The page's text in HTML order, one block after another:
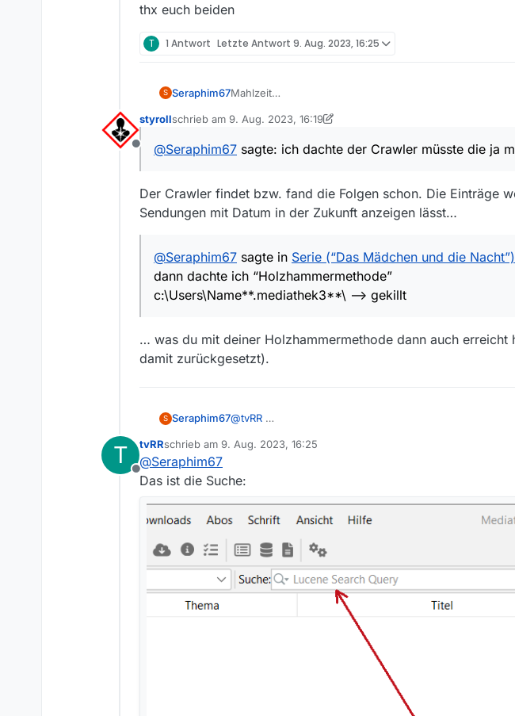
thx euch beiden
T 1 Antwort Letzte Antwort 9. Aug. 2023, 16:25
S Seraphim67Mahlzeit
In der ZDF Mediathek ist die Serie
https://www.zdf.de/serien/das-maedchen-und-die-
ich dachte derCrawlermüsste die ja mal finden!
bin ich zu blöd dafür?
Offline
styrollschrieb am 9. Aug. 2023, 16:19
zuletzt editiert von styroll 8. Sept. 2023, 18:20
@Seraphim67 sagte: ich dachte der Crawler müsste die ja
Der Crawler findet bzw. fand die Folgen schon. Die Einträge
Sendungen mit Datum in der Zukunft anzeigen lässt…
@Seraphim67 sagte in Serie (“Das Mädchen und die
dann dachte ich “Holzhammermethode”
c:\Users\Name**.mediathek3**\ --> gekillt
… was du mit deiner Holzhammermethode dann auch
damit zurückgesetzt).
S Seraphim67@tvRR
thx euch beiden
T
Offline
tvRRschrieb am 9. Aug. 2023, 16:25
zuletzt editiert von
@Seraphim67
Das ist die Suche: